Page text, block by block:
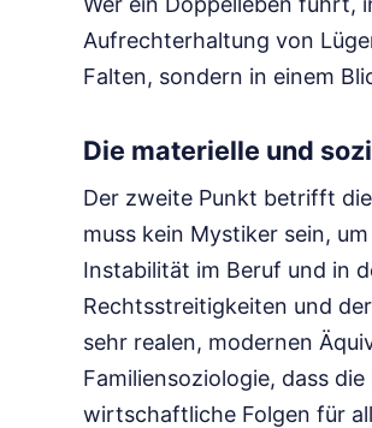
Aufrechterhaltung von
Falten, sondern in einem
Die materielle und
Der zweite Punkt betrifft
muss kein Mystiker sein,
Instabilität im Beruf und in
Rechtsstreitigkeiten und
sehr realen, modernen
Familiensoziologie, dass
wirtschaftliche Folgen für